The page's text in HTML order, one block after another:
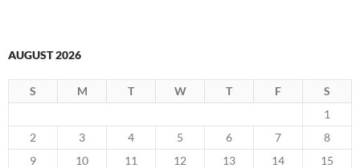
AUGUST 2026
S M T W T F
S
1
2
3 4 5 6 7
8
9
10 11 12 13 14
15